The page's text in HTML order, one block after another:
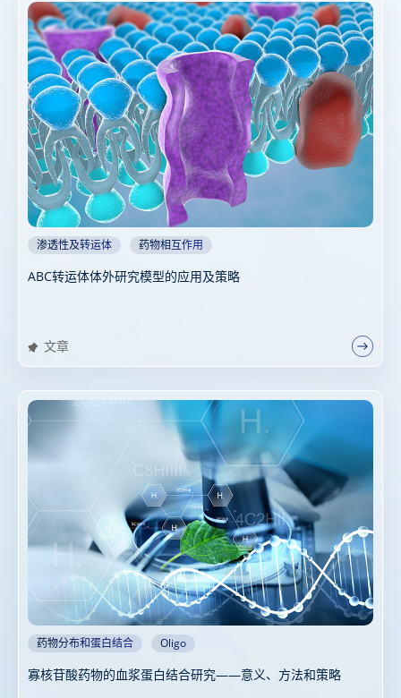
渗透性及转运体 药物相互作用
ABC转运体体外研究模型的应用及策略
文章
药物分布和蛋白结合 Oligo
寡核苷酸药物的血浆蛋白结合研究——意义、方法和策略